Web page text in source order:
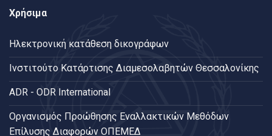
Χρήσιμα
Ηλεκτρονική κατάθεση δικογράφων
Ινστιτούτο Κατάρτισης Διαμεσολαβητών Θεσσαλονίκης
ADR - ODR International
Oργανισμός Προώθησης Εναλλακτικών Μεθόδων
Επίλυσης Διαφορών ΟΠΕΜΕΔ